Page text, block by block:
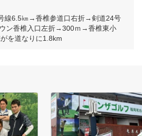
線6.5㎞→香椎参道口右折→剣道24号
ン香椎入口左折→300ｍ→香椎東小
を道なりに1.8km